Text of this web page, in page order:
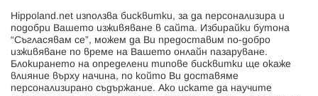
Hippoland.ro
Последвайте ни:
Hippoland.net използва бисквитки, за да персонализира и
подобри Вашето изживяване в сайта. Избирайки бутона
“Съгласявам се”, можем да Ви предоставим по-добро
изживяване по време на Вашето онлайн пазаруване.
Блокирането на определени типове бисквитки ще окаже
влияние върху начина, по който Ви доставяме
персонализирано съдържание. Ако искате да научите